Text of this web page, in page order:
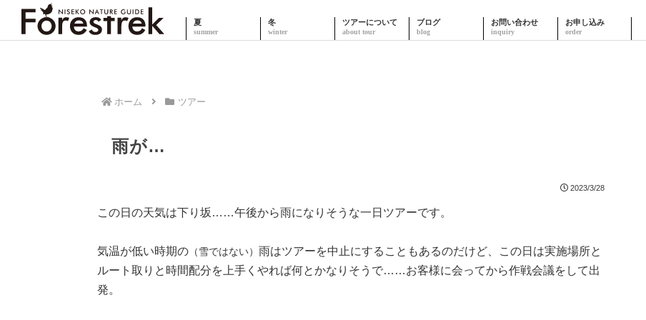
夏 冬 ツアーについて ブログ お問い合わせ お申し込み
ホーム ツアー
雨が…
2023/3/28
この日の天気は下り坂……午後から雨になりそうな一日ツアーです。
気温が低い時期の （雪ではない） 雨はツアーを中止にすることもあるのだけど、この日は実施場所と
ルート取りと時間配分を上手くやれば何とかなりそうで……お客様に会ってから作戦会議をして出
発。